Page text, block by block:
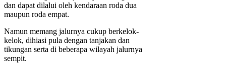
dan dapat dilalui oleh kendaraan roda dua
maupun roda empat.
Namun memang jalurnya cukup berkelok-
kelok, dihiasi pula dengan tanjakan dan
tikungan serta di beberapa wilayah jalurnya
sempit.